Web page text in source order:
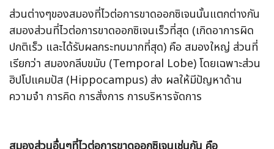
ส่วนต่างๆของสมองที่ไวต่อการขาดออกซิเจนนั้นแตกต่างกัน
สมองส่วนที่ไวต่อการขาดออกซิเจนเร็วที่สุด (เกิดอาการผิด
ปกติเร็ว และได้รับผลกระทบมากที่สุด) คือ สมองใหญ่ ส่วนที่
เรียกว่า สมองกลีบขมับ (Temporal Lobe) โดยเฉพาะส่วน
ฮิปโปแคมปัส (Hippocampus) ส่ง ผลให้มีปัญหาด้าน
ความจำ การคิด การสั่งการ การบริหารจัดการ